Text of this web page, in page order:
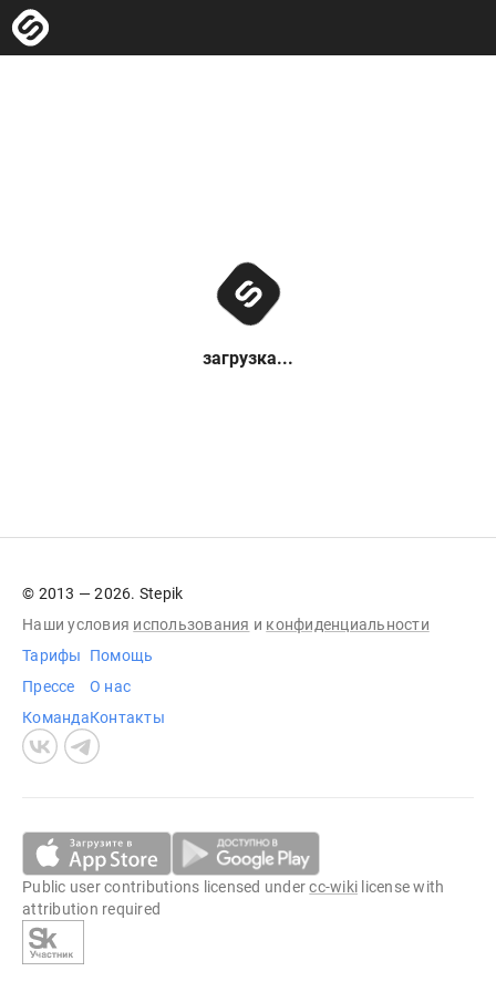
загрузка...
© 2013 — 2026. Stepik
Наши условия использования и конфиденциальности
Тарифы
Прессе
Команда
Помощь
О нас
Контакты
Public user contributions licensed undercc-wiki license with
attribution required